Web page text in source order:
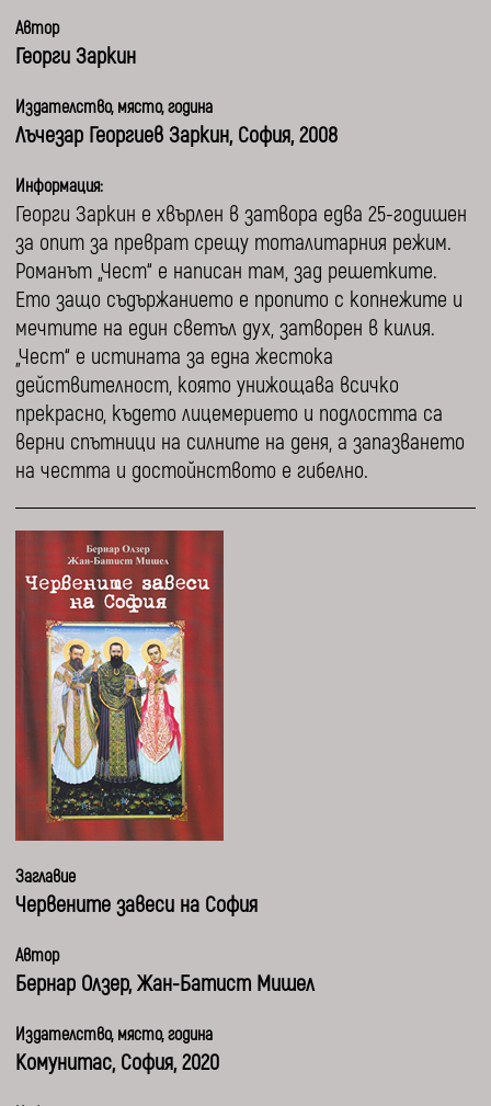
Автор
Георги Заркин
Издателство, място, година
Лъчезар Георгиев Заркин, София, 2008
Информация:
Георги Заркин е хвърлен в затвора едва 25-годишен
за опит за преврат срещу тоталитарния режим.
Романът „Чест“ е написан там, зад решетките.
Ето защо съдържанието е пропито с копнежите и
мечтите на един светъл дух, затворен в килия.
„Чест“ е истината за една жестока
действителност, която унижощава всичко
прекрасно, където лицемерието и подлостта са
верни спътници на силните на деня, а запазването
на честта и достойнството е гибелно.
Заглавие
Червените завеси на София
Автор
Бернар Олзер, Жан-Батист Мишел
Издателство, място, година
Комунитас, София, 2020